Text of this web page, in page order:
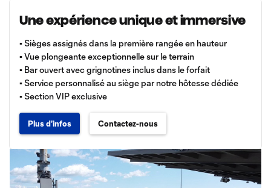
Une expérience unique et immersive
▪️ Sièges assignés dans la première rangée en hauteur
▪️ Vue plongeante exceptionnelle sur le terrain
▪️ Bar ouvert avec grignotines inclus dans le forfait
▪️ Service personnalisé au siège par notre hôtesse dédiée
▪️ Section VIP exclusive
Plus d'infos Contactez-nous